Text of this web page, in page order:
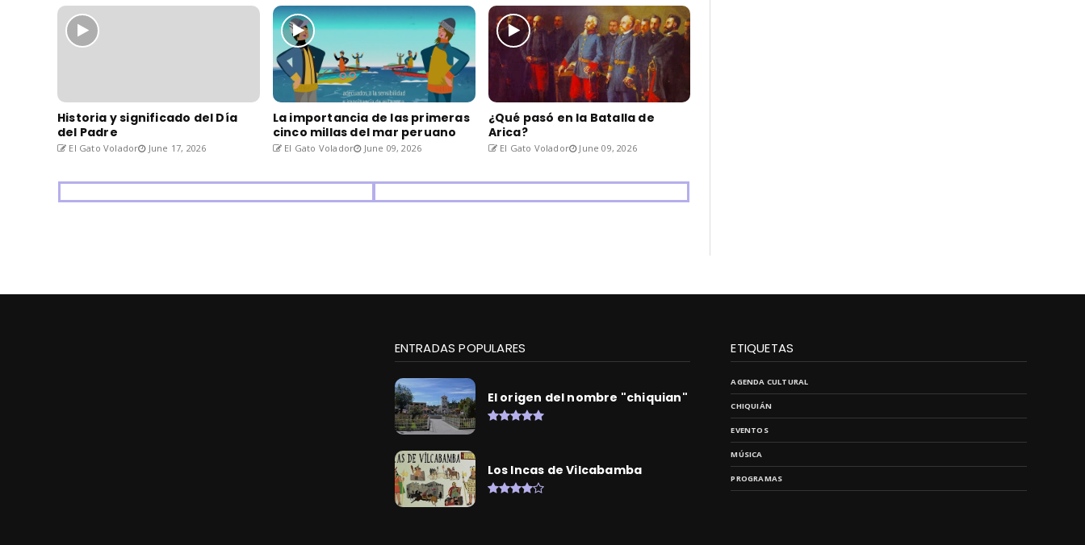
Historia y significado del Día
del Padre
El Gato Volador June 17, 2026
La importancia de las primeras
cinco millas del mar peruano
El Gato Volador June 09, 2026
¿Qué pasó en la Batalla de
Arica?
El Gato Volador June 09, 2026
ENTRADAS POPULARES
El origen del nombre "chiquian"
Los Incas de Vilcabamba
ETIQUETAS
AGENDA CULTURAL
CHIQUIÁN
EVENTOS
MÚSICA
PROGRAMAS